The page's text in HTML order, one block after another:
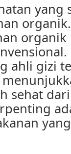
ahli gizi
sehat